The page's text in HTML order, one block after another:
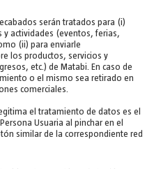
serán tratados para (i)
y actividades (eventos, ferias,
(ii) para enviarle
los productos, servicios y
etc.) de Matabi. En caso de
o el mismo sea retirado en
comerciales.
el tratamiento de datos es el
Usuaria al pinchar en el
similar de la correspondiente red